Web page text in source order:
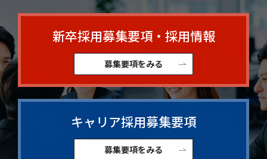
新卒採用募集要項・採用情報
募集要項をみる
キャリア採用募集要項
募集要項をみる